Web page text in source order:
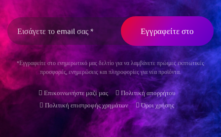
*Εγγραφείτε στο ενημερωτικό μας δελτίο για να λαμβάνετε πρώιμες εκπτωτικές
προσφορές, ενημερώσεις και πληροφορίες για νέα προϊόντα.
Επικοινωνήστε μαζί μας
Πολιτική απορρήτου
Πολιτική επιστροφής χρημάτων
Όροι χρήσης